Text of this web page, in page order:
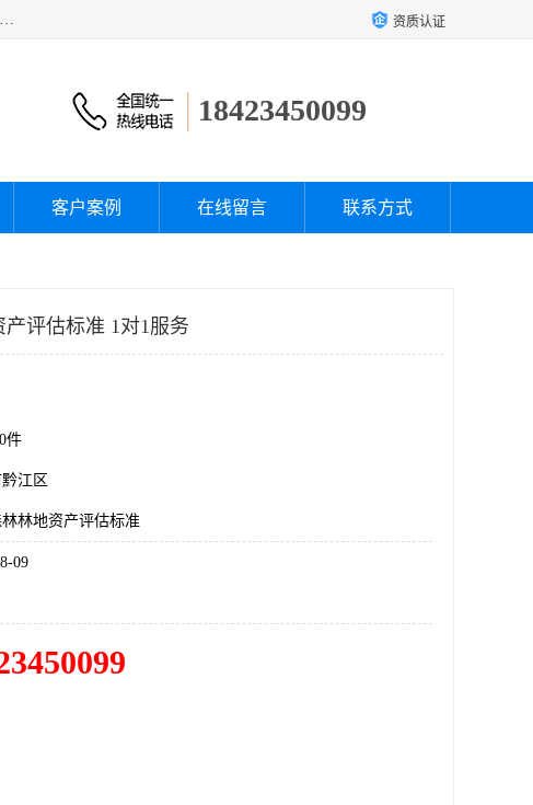
海润资产评估公司从事厂房拆迁评估、厂房资产评估、无形资产评估、房屋资产评估、企业停产停业损失评估、实用新型专利评估、果园资产评估、盆景价值评估、鱼塘资产评估等资产评估；从成立至今我司已经服务了全国几千家公司企业和事业单位，我们有着丰富的房屋、厂房、园林、企业拆迁等评估经验。 资质认证
18423450099
客户案例 在线留言 联系方式
评估标准 1对1服务
件
江区
林地资产评估标准
09